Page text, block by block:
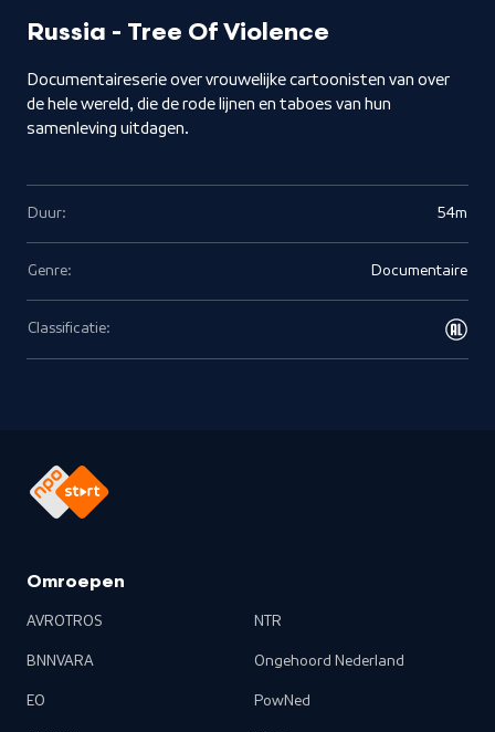
Russia - Tree Of Violence
Documentaireserie over vrouwelijke cartoonisten van over
de hele wereld, die de rode lijnen en taboes van hun
samenleving uitdagen.
Duur: 54m
Genre: Documentaire
Classificatie:
Omroepen
AVROTROS
BNNVARA
EO
NTR
Ongehoord Nederland
PowNed